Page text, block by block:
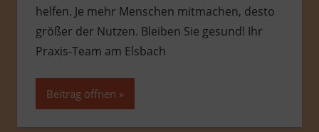
helfen. Je mehr Menschen mitmachen, desto
größer der Nutzen. Bleiben Sie gesund! Ihr
Praxis-Team am Elsbach
Beitrag öffnen